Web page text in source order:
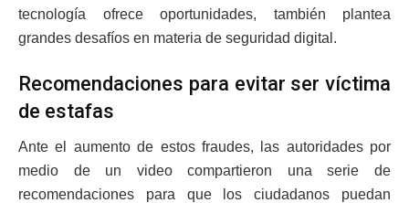
tecnología ofrece oportunidades, también plantea
grandes desafíos en materia de seguridad digital.
Recomendaciones para evitar ser víctima
de estafas
Ante el aumento de estos fraudes, las autoridades por
medio de un video compartieron una serie de
recomendaciones para que los ciudadanos puedan